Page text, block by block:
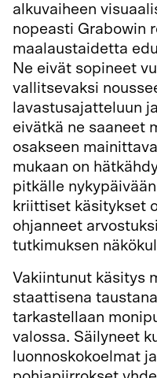
alkuvaiheen
nopeasti Grabowin
maalaustaidetta
Ne eivät sopineet
vallitsevaksi
lavastusajatteluun
eivätkä ne saaneet
osakseen
mukaan on
pitkälle
kriittiset käsitykset
ohjanneet
tutkimuksen
Vakiintunut käsitys
staattisena
tarkastellaan
valossa. Säilyneet
luonnoskokoelmat